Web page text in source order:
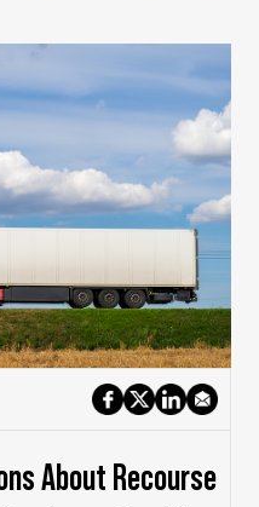
About Recourse